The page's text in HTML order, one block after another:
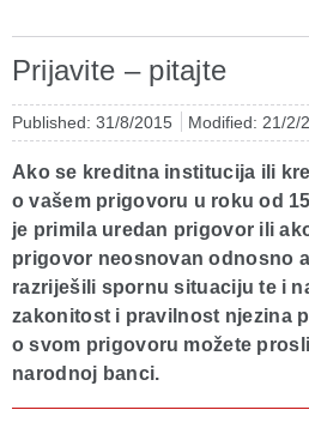
Prijavite – pitajte
Published: 31/8/2015 Modified: 21/2/
Ako se kreditna institucija ili
o vašem prigovoru u roku od
je primila uredan prigovor ili
prigovor neosnovan odnosno
razriješili spornu situaciju te i
zakonitost i pravilnost njezina
o svom prigovoru možete
narodnoj banci.